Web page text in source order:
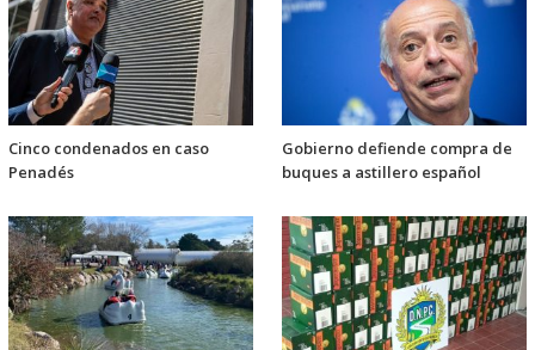
Cinco condenados en caso
Penadés
Gobierno defiende compra de
buques a astillero español